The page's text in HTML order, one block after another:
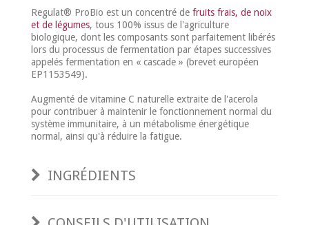
Regulat® ProBio est un concentré de fruits frais, de noix
et de légumes, tous 100% issus de l'agriculture
biologique, dont les composants sont parfaitement libérés
lors du processus de fermentation par étapes successives
appelés fermentation en « cascade » (brevet européen
EP1153549).
Augmenté de vitamine C naturelle extraite de l'acerola
pour contribuer à maintenir le fonctionnement normal du
système immunitaire, à un métabolisme énergétique
normal, ainsi qu'à réduire la fatigue.
INGRÉDIENTS